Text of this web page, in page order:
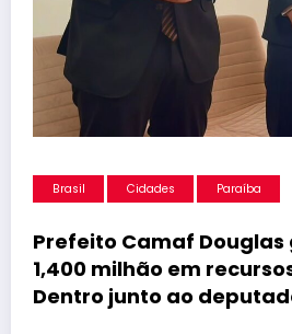
Brasil Cidades Paraíba
Prefeito Camaf Douglas
1,400 milhão em
Dentro junto ao